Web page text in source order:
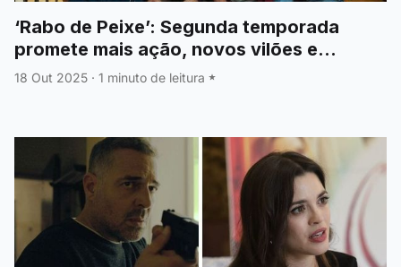
‘Rabo de Peixe’: Segunda temporada
promete mais ação, novos vilões e
grandes reviravoltas
18 Out 2025 · 1 minuto de leitura